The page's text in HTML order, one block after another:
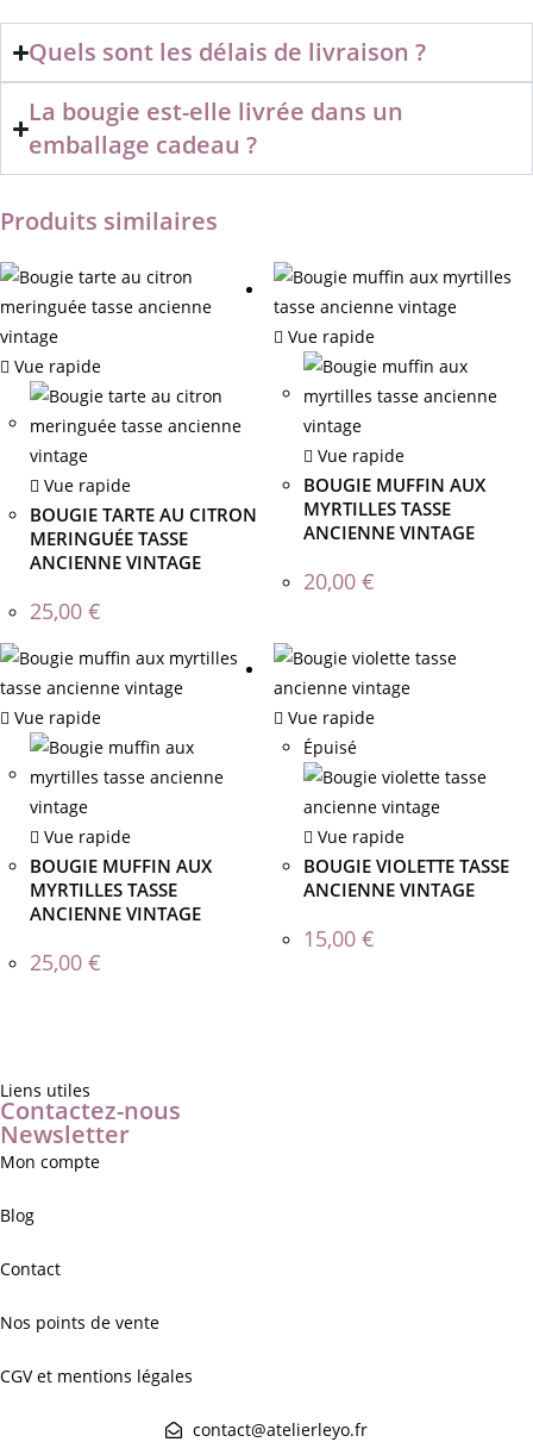
Quels sont les délais de livraison ?
La bougie est-elle livrée dans un
emballage cadeau ?
Produits similaires
Vue rapide
Vue rapide
BOUGIE TARTE AU CITRON
MERINGUÉE TASSE
ANCIENNE VINTAGE
25,00 €
Vue rapide
Vue rapide
BOUGIE MUFFIN AUX
MYRTILLES TASSE
ANCIENNE VINTAGE
20,00€
Vue rapide
Vue rapide
BOUGIE MUFFIN AUX
MYRTILLES TASSE
ANCIENNE VINTAGE
25,00 €
Vue rapide
Épuisé
Vue rapide
BOUGIE VIOLETTE TASSE
ANCIENNE VINTAGE
15,00€
Liens utiles
Contactez-nous
Newsletter
Mon compte
Blog
Contact
Nos points de vente
CGV et mentions légales
contact@atelierleyo.fr